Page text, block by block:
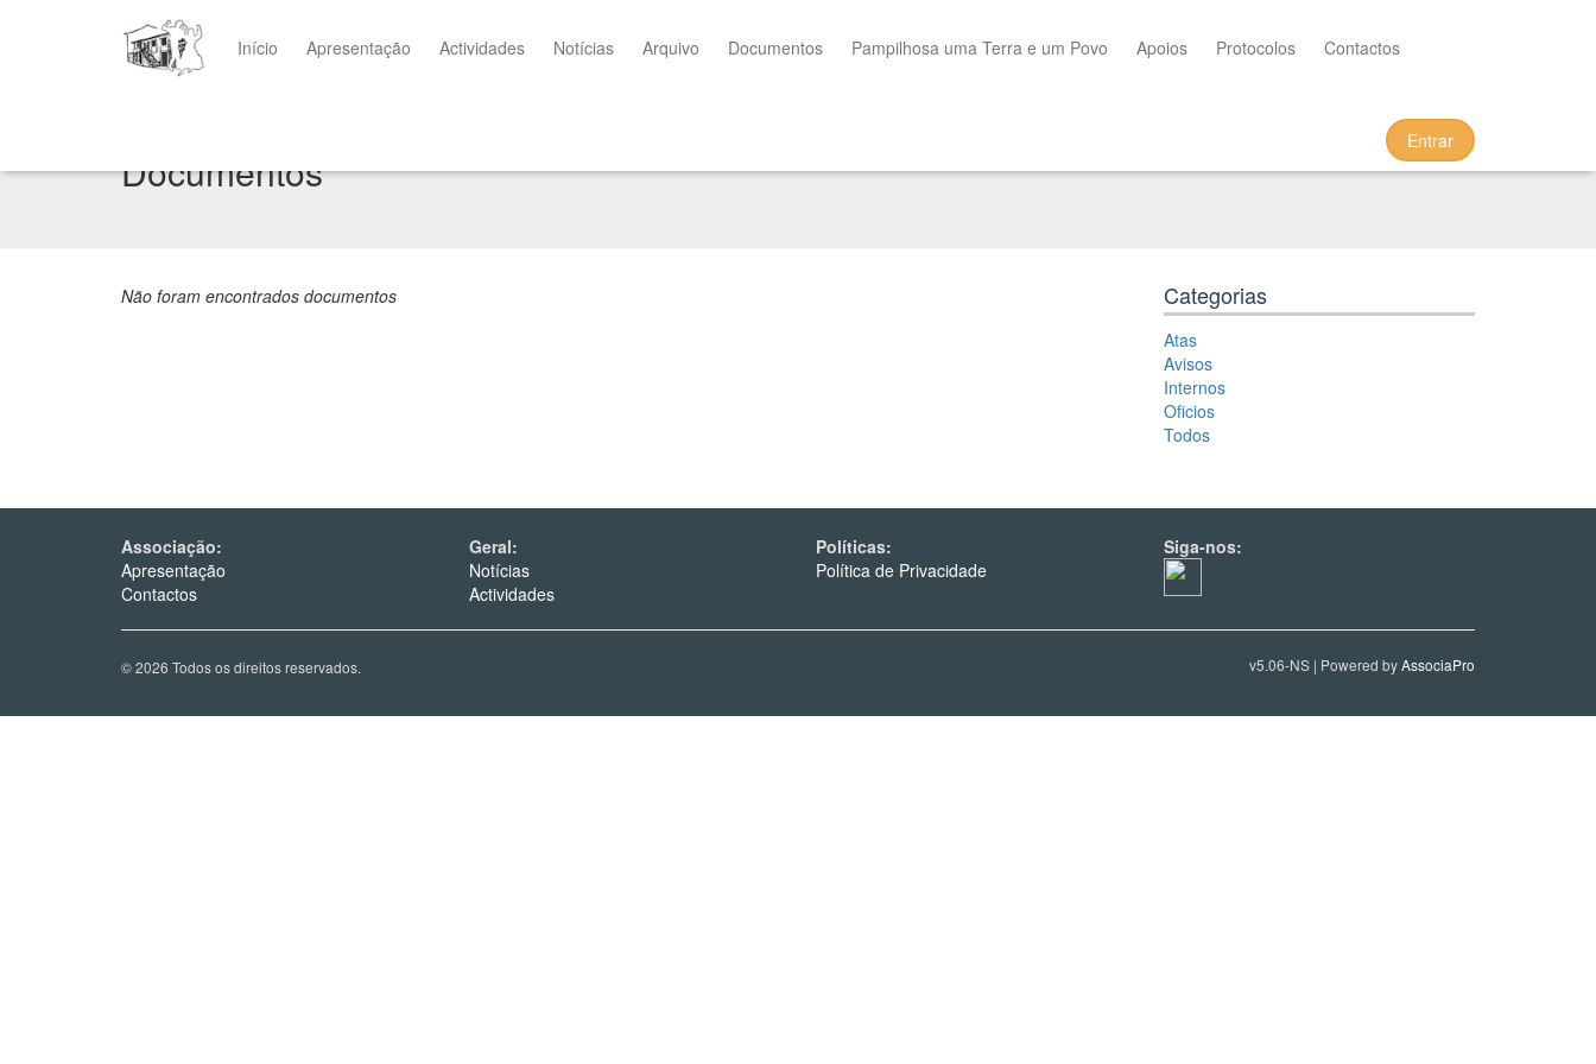
Início Apresentação Actividades Notícias Arquivo Documentos Pampilhosa uma Terra e um Povo Apoios Protocolos Contactos
Entrar
Documentos
Não foram encontrados documentos Categorias
Atas
Avisos
Internos
Oficios
Todos
Associação:
Apresentação
Contactos
Geral:
Notícias
Actividades
Políticas:
Política de Privacidade
Siga-nos:
© 2026 Todos os direitos reservados. v5.06-NS | Powered byAssociaPro